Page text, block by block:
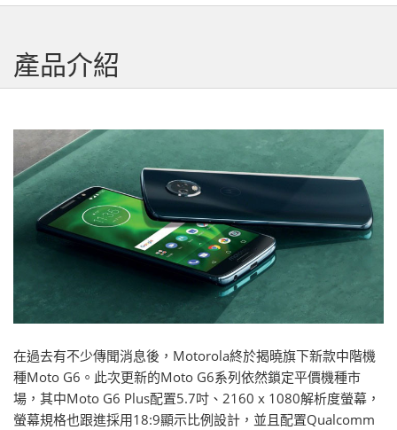
產品介紹
在過去有不少傳聞消息後，Motorola終於揭曉旗下新款中階機
種Moto G6。此次更新的Moto G6系列依然鎖定平價機種市
場，其中Moto G6 Plus配置5.7吋、2160 x 1080解析度螢幕，
螢幕規格也跟進採用18:9顯示比例設計，並且配置Qualcomm